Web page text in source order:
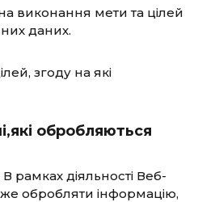
на виконання мети та цілей
даних.
згоду на які
обробляються
рамках діяльності Веб-
обробляти інформацію,